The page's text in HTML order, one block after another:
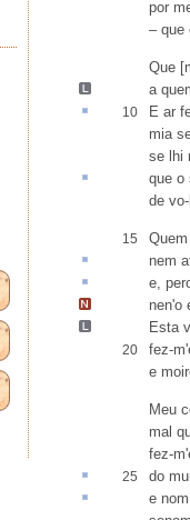
por
– que
Que
a
10 E ar
mia
se lhi
que o
de
15
nem
e,
nen'o
Esta
20 fez-
e
Meu
mal
fez-
25 do
e